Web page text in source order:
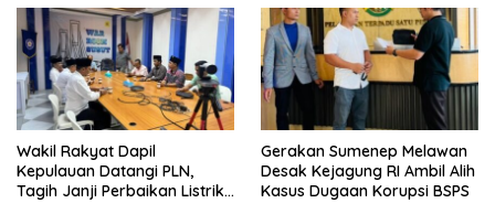
Wakil Rakyat Dapil
Kepulauan Datangi PLN,
Tagih Janji Perbaikan Listrik
Gerakan Sumenep Melawan
Desak Kejagung RI Ambil Alih
Kasus Dugaan Korupsi BSPS